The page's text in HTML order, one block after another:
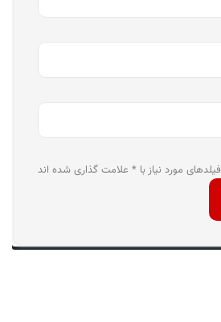
فیلدهای مورد نیاز با * علامت گذاری شده اند